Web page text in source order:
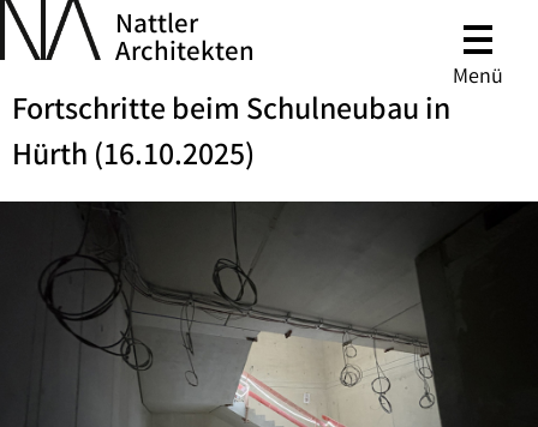
Nattler
Architekten
Menü
Fortschritte beim Schulneubau in
Hürth (16.10.2025)